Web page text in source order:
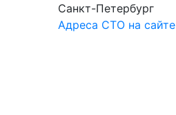
Санкт-Петербург
Адреса СТО на сайте